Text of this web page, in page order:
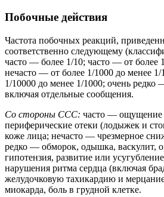
Побочные действия
Частота побочных реакций,
соответственно следующему
часто — более 1/10; часто — от более
нечасто — от более 1/1000 до менее
1/10000 до менее 1/1000; очень редко
включая отдельные сообщения.
Со стороны ССС: часто — ощущение
периферические отеки (лодыжек и
коже лица; нечасто — чрезмерное
редко — обморок, одышка, васкулит,
гипотензия, развитие или
нарушения ритма сердца (включая
желудочковую тахикардию и
миокарда, боль в грудной клетке.